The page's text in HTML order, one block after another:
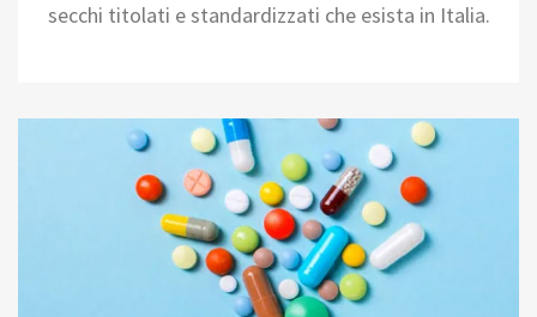
secchi titolati e standardizzati che esista in Italia.